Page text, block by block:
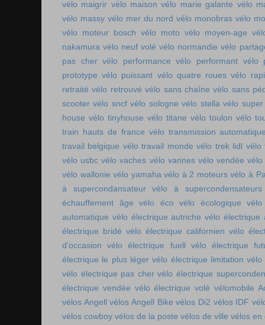
vélo maigrir vélo maison vélo marie galante vélo
vélo massy vélo mer du nord vélo monobras vélo
vélo moteur bosch vélo moto vélo moyen-age
nakamura vélo neuf volé vélo normandie vélo
pas cher vélo performance vélo performant vélo
prototype vélo puissant vélo quatre roues vélo
retraité vélo retrouvé vélo sans chaîne vélo sans
scooter vélo sncf vélo sologne vélo stella vélo
house vélo tinyhouse vélo titane vélo toulon vélo
train hauts de france vélo transmission
travail belgique vélo travail monde vélo trek lidl vélo
vélo usbc vélo vaches vélo vannes vélo vendée vélo
vélo wallonie vélo yamaha vélo à 2 moteurs vélo à
à supercondansateur
vélo à supercondensateurs
échauffement âge
vélo éco vélo écologique
automatique vélo électrique autriche vélo électrique
électrique bridé vélo électrique californien vélo
d'occasion
vélo électrique fuell
vélo électrique
électrique le plus léger vélo électrique limitation vélo
vélo électrique pas cher vélo électrique
électrique vendée vélo électrique volé vélomobile
vélos Angell vélos Angell Bike vélos Di2 vélos IDF
vélos cowboy vélos de la poste vélos de ville vélos en